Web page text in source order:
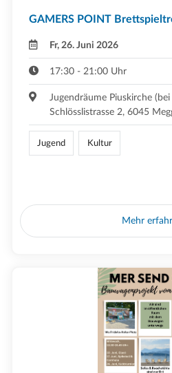
GAMERS POINT
Fr, 26. Juni 2026
17:30 - 21:00 Uhr
Jugendräume Piuskirche
Schlösslistrasse 2, 6045
Jugend Kultur
Mehr